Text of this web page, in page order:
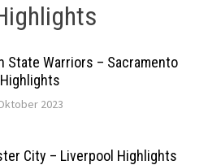
State Warriors – Sacramento
2023
City – Liverpool Highlights